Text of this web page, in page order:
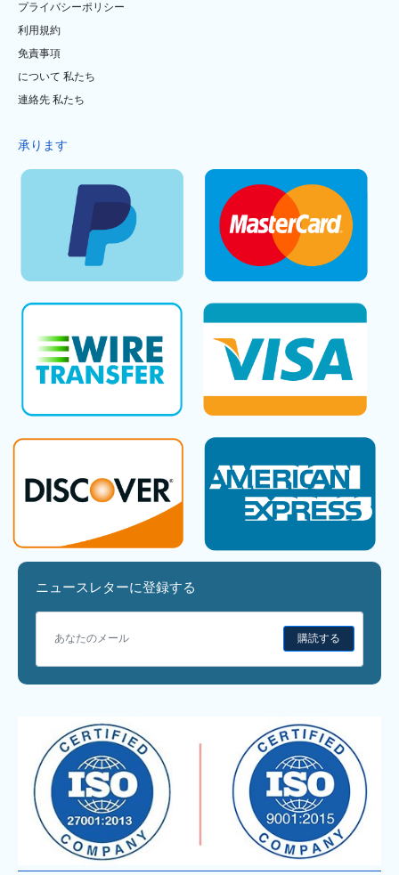
プライバシーポリシー
利用規約
免責事項
について 私たち
連絡先 私たち
承ります
ニュースレターに登録する
購読する